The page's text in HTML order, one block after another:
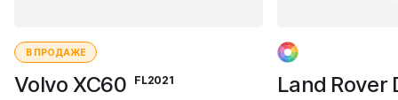
В ПРОДАЖЕ
Volvo XC60 FL2021
Land Rover